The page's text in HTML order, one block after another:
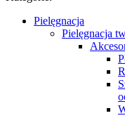
Pielęgnacja
Pielęgnacja